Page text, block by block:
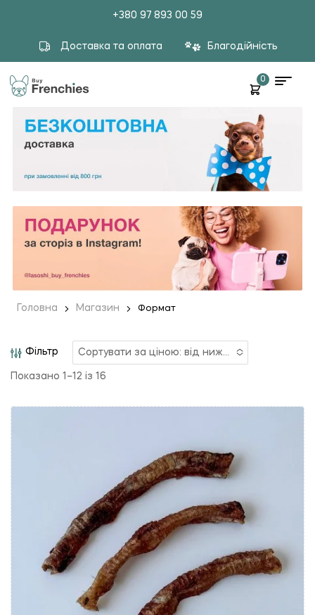
+380 97 893 00 59
Доставка та оплата Благодійність
0
Головна Магазин Формат
Фільтр
No options to choose
Показано 1–12 із 16